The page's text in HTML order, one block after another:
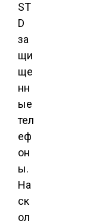
ST
D
за
щи
ще
нн
ые
тел
еф
он
ы.
На
ск
ол